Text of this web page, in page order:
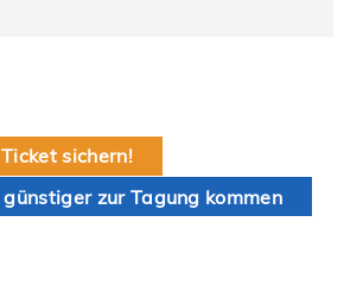
sichern!
zur Tagung kommen